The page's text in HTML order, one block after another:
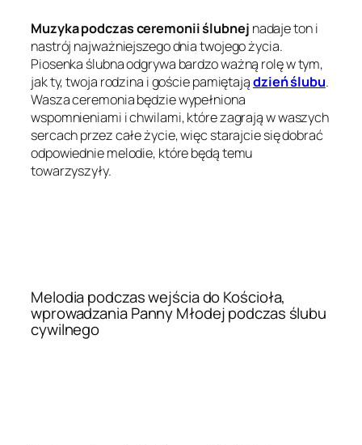
Muzyka podczas ceremonii ślubnej nadaje ton i
nastrój najważniejszego dnia twojego życia.
Piosenka ślubna odgrywa bardzo ważną rolę w tym,
jak ty, twoja rodzina i goście pamiętajądzień ślubu.
Wasza ceremonia będzie wypełniona
wspomnieniami i chwilami, które zagrają w waszych
sercach przez całe życie, więc starajcie się dobrać
odpowiednie melodie, które będą temu
towarzyszyły.
Melodia podczas wejścia do Kościoła,
wprowadzania Panny Młodej podczas ślubu
cywilnego